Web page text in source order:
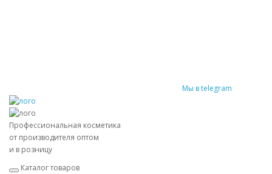
Мы в telegram
Профессиональная косметика
от производителя оптом
и в розницу
Каталог товаров